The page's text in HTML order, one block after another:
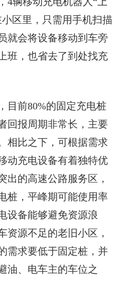
区里，只需用手机扫描
就会将设备移动到车旁
班，也省去了到处找充
目前80%的固定充电桩
回报周期非常长，主要
相比之下，可根据需求
动充电设备有着独特优
出的高速公路服务区，
桩，平峰期可能使用率
设备能够避免资源浪
资源不足的老旧小区，
需求要低于固定桩，并
油、电车主的车位之